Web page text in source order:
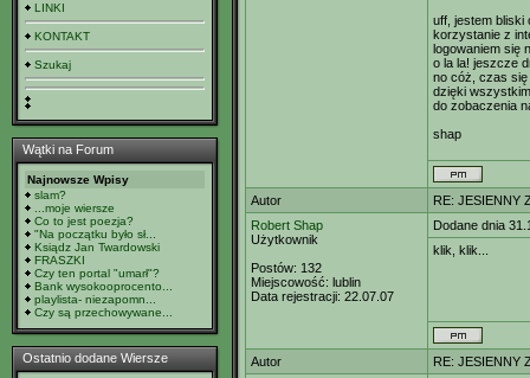
LINKI
KONTAKT
Szukaj
Wątki na Forum
Najnowsze Wpisy
slam?
...moje wiersze
Co to jest poezja?
"Na początku było sł...
Ksiądz Jan Twardowski
FRASZKI
Czy ten portal "umarł"?
Bank wysokooprocento...
playlista- niezapomn...
Czy są przechowywane...
Ostatnio dodane Wiersze
uff, jestem bliski
korzystanie z
logowaniem się
o la la! jeszcze
no cóż, czas się
dzięki
do zobaczenia
shap
Autor
RE: JESIENNY
Robert Shap
Użytkownik
Postów: 132
Miejscowość: lublin
Data rejestracji: 22.07.07
Dodane dnia
klik, klik...
Autor
RE: JESIENNY